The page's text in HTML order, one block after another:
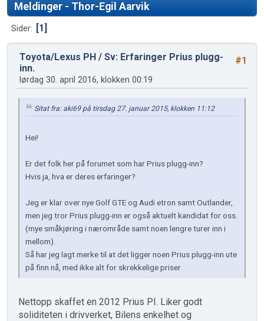
Meldinger - Thor-Egil Aarvik
Sider 1
#1
Toyota/Lexus PH / Sv: Erfaringer Prius plugg-
inn.
lørdag 30. april 2016, klokken 00:19
Sitat fra: aki69 på tirsdag 27. januar 2015, klokken 11:12
Hei!
Er det folk her på forumet som har Prius plugg-inn?
Hvis ja, hva er deres erfaringer?
Jeg er klar over nye Golf GTE og Audi etron samt Outlander,
men jeg tror Prius plugg-inn er også aktuelt kandidat for oss.
(mye småkjøring i nærområde samt noen lengre turer inn i
mellom).
Så har jeg lagt merke til at det ligger noen Prius plugg-inn ute
på finn nå, med ikke alt for skrekkelige priser.
Nettopp skaffet en 2012 Prius PI. Liker godt
soliditeten i drivverket, Bilens enkelhet og